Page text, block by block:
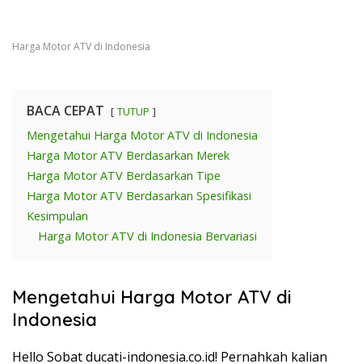
Harga Motor ATV di Indonesia
BACA CEPAT TUTUP
Mengetahui Harga Motor ATV di Indonesia
Harga Motor ATV Berdasarkan Merek
Harga Motor ATV Berdasarkan Tipe
Harga Motor ATV Berdasarkan Spesifikasi
Kesimpulan
Harga Motor ATV di Indonesia Bervariasi
Mengetahui Harga Motor ATV di
Indonesia
Hello Sobat ducati-indonesia.co.id! Pernahkah kalian